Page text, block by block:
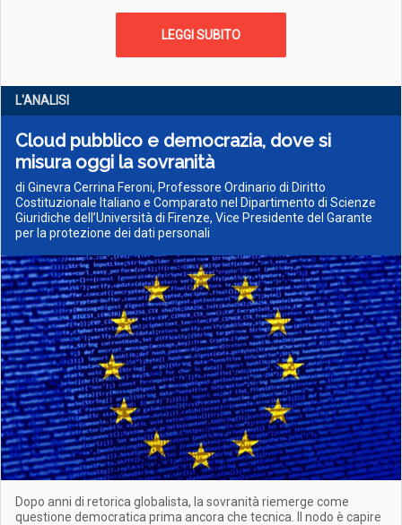
LEGGI SUBITO
L'ANALISI
Cloud pubblico e democrazia, dove si
misura oggi la sovranità
di Ginevra Cerrina Feroni, Professore Ordinario di Diritto
Costituzionale Italiano e Comparato nel Dipartimento di Scienze
Giuridiche dell’Università di Firenze, Vice Presidente del Garante
per la protezione dei dati personali
Dopo anni di retorica globalista, la sovranità riemerge come
questione democratica prima ancora che tecnica. Il nodo è capire